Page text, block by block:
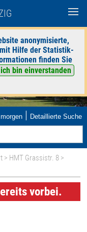
anonymisierte,
Hilfe der Statistik-
finden Sie
bin einverstanden
morgen | Detaillierte Suche
> HMT Grassistr. 8 >
vorbei.